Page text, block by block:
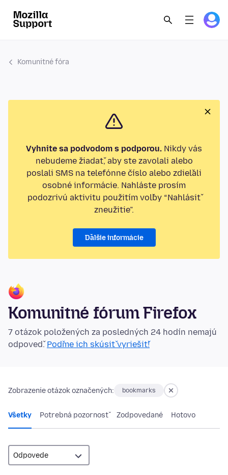
Komunitné fóra
Vyhnite sa podvodom s podporou. Nikdy vás
nebudeme žiadať, aby ste zavolali alebo
poslali SMS na telefónne číslo alebo zdieľali
osobné informácie. Nahláste prosím
podozrivú aktivitu použitím voľby “Nahlásiť
zneužitie”.
Ďalšie informácie
Komunitné fórum Firefox
7 otázok položených za posledných 24 hodín nemajú
odpoveď.Poďme ich skúsiť vyriešiť!
Zobrazenie otázok označených: bookmarks
Všetky Potrebná pozornosť Zodpovedané Hotovo